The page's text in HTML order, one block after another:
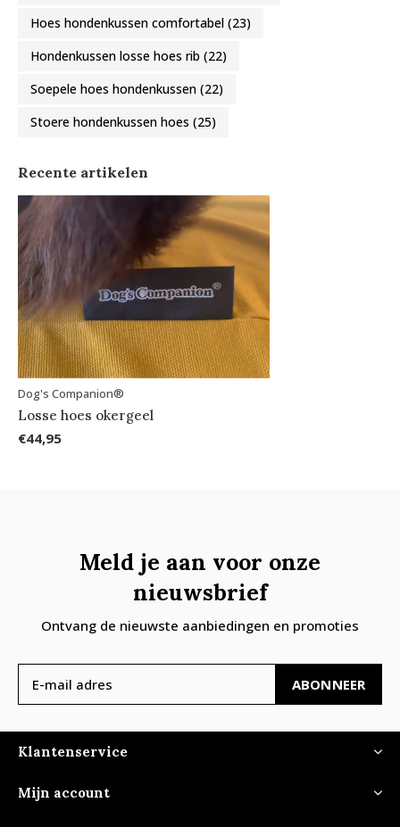
Hoes hondenkussen comfortabel (23)
Hondenkussen losse hoes rib (22)
Soepele hoes hondenkussen (22)
Stoere hondenkussen hoes (25)
Recente artikelen
Dog's Companion®
Losse hoes okergeel
€44,95
Meld je aan voor onze
nieuwsbrief
Ontvang de nieuwste aanbiedingen en promoties
ABONNEER
Klantenservice
Mijn account